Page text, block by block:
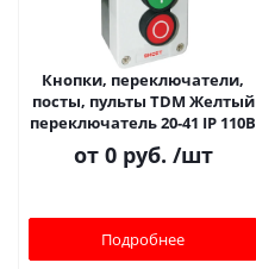
Кнопки, переключатели,
посты, пульты TDM Желтый
переключатель 20-41 IP 110В
от 0 руб. /шт
Подробнее